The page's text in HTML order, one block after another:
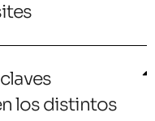
los distintos